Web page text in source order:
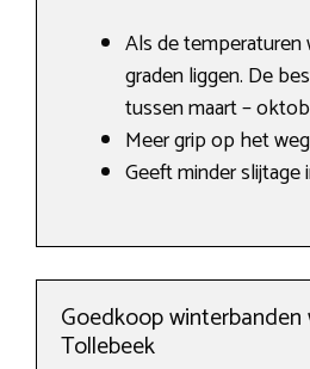
Als de temperaturen
graden liggen. De
tussen maart –
Meer grip op het
Geeft minder slijtage
Goedkoop winterbanden
Tollebeek